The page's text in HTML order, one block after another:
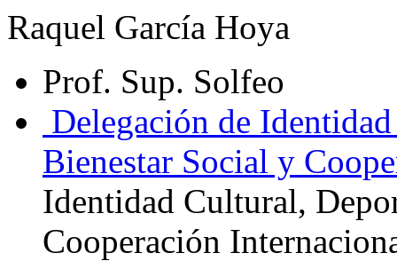
Raquel García Hoya
Prof. Sup. Solfeo
Delegación de
Bienestar Social y
Identidad Cultural,
Cooperación